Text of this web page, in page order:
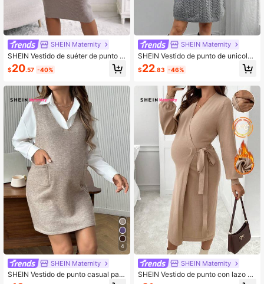
SHEIN Maternity
SHEIN Vestido de suéter de punto el
ástico cruzado de maternidad con
manga larga, para invierno
$20.57 -40%
4
SHEIN Maternity
SHEIN Vestido de punto casual para
SHEIN Maternity
SHEIN Vestido de punto de unicolor
casual de maternidad, otoño/inviern
o
$22.83 -46%
SHEIN Maternity
SHEIN Vestido de punto con lazo y